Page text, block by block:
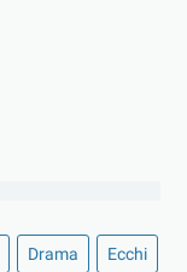
Drama Ecchi